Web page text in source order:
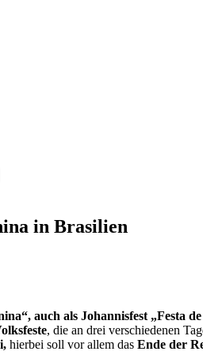
in Brasilien
auch als Johannisfest „Festa
, die an drei verschiedenen
hierbei soll vor allem das Ende der